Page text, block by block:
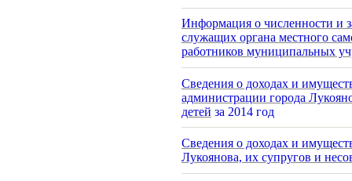
Информация о численности и
служащих органа местного
работников муниципальных
Сведения о доходах и
администрации города
детей за 2014 год
Сведения о доходах и
Лукоянова, их супругов и